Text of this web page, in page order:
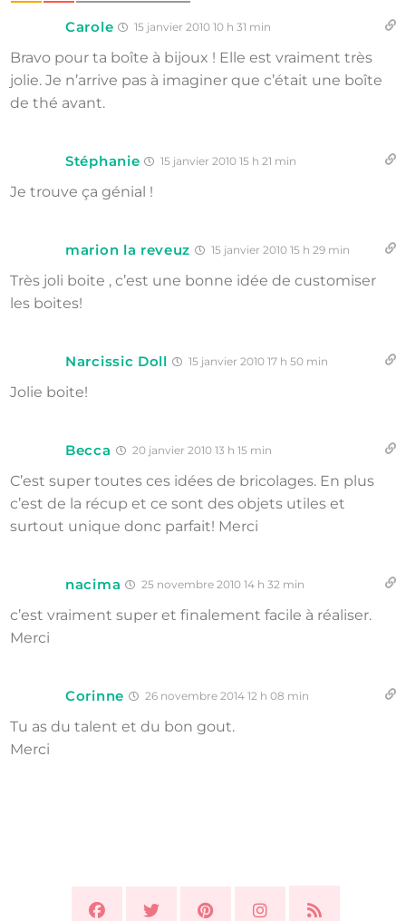
Carole 15 janvier 2010 10 h 31 min
Bravo pour ta boîte à bijoux ! Elle est vraiment très
jolie. Je n’arrive pas à imaginer que c’était une boîte
de thé avant.
Stéphanie 15 janvier 2010 15 h 21 min
Je trouve ça génial !
marion la reveuz 15 janvier 2010 15 h 29 min
Très joli boite , c’est une bonne idée de customiser
les boites!
Narcissic Doll 15 janvier 2010 17 h 50 min
Jolie boite!
Becca 20 janvier 2010 13 h 15 min
C’est super toutes ces idées de bricolages. En plus
c’est de la récup et ce sont des objets utiles et
surtout unique donc parfait! Merci
nacima 25 novembre 2010 14 h 32 min
c’est vraiment super et finalement facile à réaliser.
Merci
Corinne 26 novembre 2014 12 h 08 min
Tu as du talent et du bon gout.
Merci